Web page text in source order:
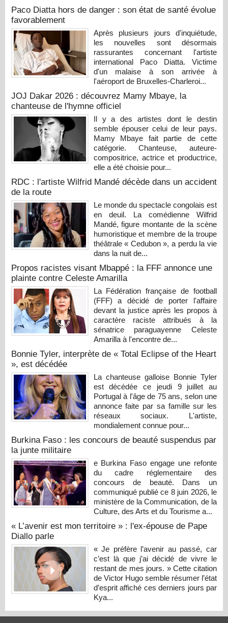
Paco Diatta hors de danger : son état de santé évolue
favorablement
Après plusieurs jours d'inquiétude,
les nouvelles sont désormais
rassurantes concernant l'artiste
international Paco Diatta. Victime
d'un malaise à son arrivée à
l'aéroport de Bruxelles-Charleroi...
JOJ Dakar 2026 : découvrez Mamy Mbaye, la
chanteuse de l'hymne officiel
Il y a des artistes dont le destin
semble épouser celui de leur pays.
Mamy Mbaye fait partie de cette
catégorie. Chanteuse, auteure-
compositrice, actrice et productrice,
elle a été choisie pour...
RDC : l'artiste Wilfrid Mandé décède dans un accident
de la route
Le monde du spectacle congolais est
en deuil. La comédienne Wilfrid
Mandé, figure montante de la scène
humoristique et membre de la troupe
théâtrale « Cedubon », a perdu la vie
dans la nuit de...
Propos racistes visant Mbappé : la FFF annonce une
plainte contre Celeste Amarilla
La Fédération française de football
(FFF) a décidé de porter l'affaire
devant la justice après les propos à
caractère raciste attribués à la
sénatrice paraguayenne Celeste
Amarilla à l'encontre de...
Bonnie Tyler, interprète de « Total Eclipse of the Heart
», est décédée
La chanteuse galloise Bonnie Tyler
est décédée ce jeudi 9 juillet au
Portugal à l'âge de 75 ans, selon une
annonce faite par sa famille sur les
réseaux sociaux. L'artiste,
mondialement connue pour...
Burkina Faso : les concours de beauté suspendus par
la junte militaire
e Burkina Faso engage une refonte
du cadre réglementaire des
concours de beauté. Dans un
communiqué publié ce 8 juin 2026, le
ministère de la Communication, de la
Culture, des Arts et du Tourisme a...
« L’avenir est mon territoire » : l'ex-épouse de Pape
Diallo parle
« Je préfère l’avenir au passé, car
c’est là que j’ai décidé de vivre le
restant de mes jours. » Cette citation
de Victor Hugo semble résumer l’état
d’esprit affiché ces derniers jours par
Kya...